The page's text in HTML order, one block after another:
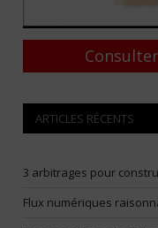
ARTICLES RÉCENTS
3 arbitrages pour
Flux numériques